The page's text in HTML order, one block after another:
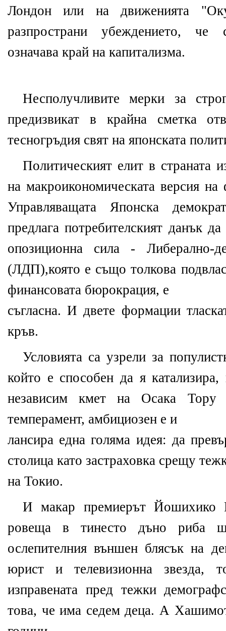
Лондон или на движенията
разпространи убеждението, че
означава край на капитализма.
Несполучливите мерки за
предизвикат в крайна сметка
тесногръдия свят на японската
Политическият елит в страната
на макроикономическата версия
Управляващата Японска
предлага потребителският данък
опозиционна сила - Либерално-
(ЛДП),която е също толкова
финансовата бюрокрация, е
съгласна. И двете формации
кръв.
Условията са узрели за
който е способен да я
независим кмет на Осака
темперамент, амбициозен е и
лансира една голяма идея: да
столица като застраховка срещу
на Токио.
И макар премиерът Йошихико
ровеща в тинесто дъно риба
ослепителния външен блясък на
юрист и телевизионна звезда,
изправената пред тежки
това, че има седем деца. А